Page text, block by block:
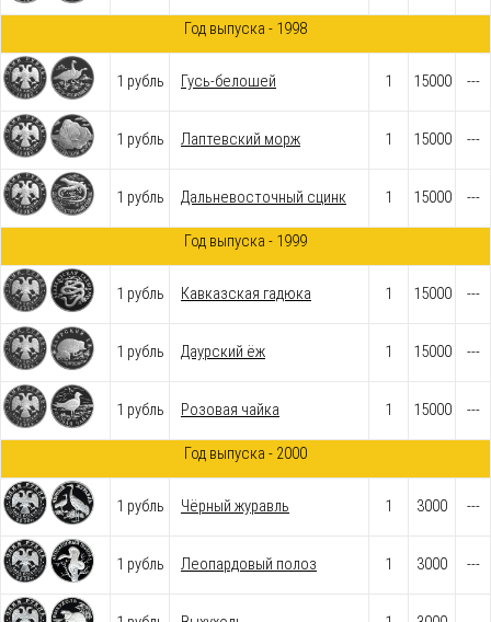
Год выпуска - 1998
1 рубль Гусь-белошей 1 15000 ---
1 рубль Лаптевский морж 1 15000 ---
1 рубль Дальневосточный сцинк 1 15000 ---
Год выпуска - 1999
1 рубль Кавказская гадюка 1 15000 ---
1 рубль Даурский ёж 1 15000 ---
1 рубль Розовая чайка 1 15000 ---
Год выпуска - 2000
1 рубль Чёрный журавль 1 3000 ---
1 рубль Леопардовый полоз 1 3000 ---